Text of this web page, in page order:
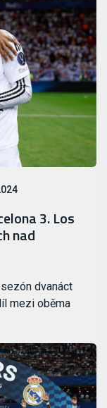
3. Los
nad
dvanáct
mezi oběma